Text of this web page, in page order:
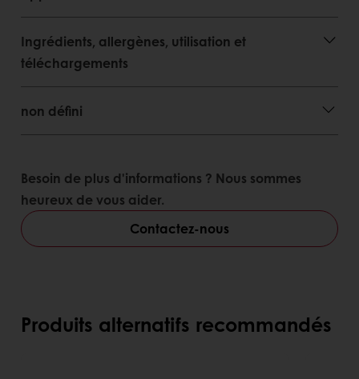
Ingrédients, allergènes, utilisation et
téléchargements
non défini
Besoin de plus d'informations ? Nous sommes
heureux de vous aider.
Contactez-nous
Produits alternatifs recommandés